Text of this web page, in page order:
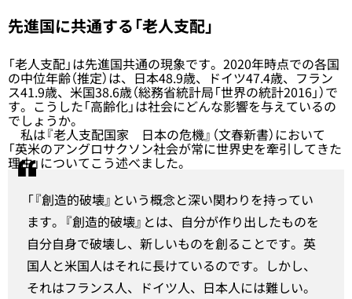
先進国に共通する「老人支配」
「老人支配」は先進国共通の現象です。2020年時点での各国
の中位年齢（推定）は、日本48.9歳、ドイツ47.4歳、フラン
ス41.9歳、米国38.6歳（総務省統計局「世界の統計2016」）で
す。こうした「高齢化」は社会にどんな影響を与えているの
でしょうか。
私は『老人支配国家 日本の危機』（文春新書）において
「英米のアングロサクソン社会が常に世界史を牽引してきた
理由」についてこう述べました。
「『創造的破壊』という概念と深い関わりを持ってい
ます。『創造的破壊』とは、自分が作り出したものを
自分自身で破壊し、新しいものを創ることです。英
国人と米国人はそれに長けているのです。しかし、
それはフランス人、ドイツ人、日本人には難しい。